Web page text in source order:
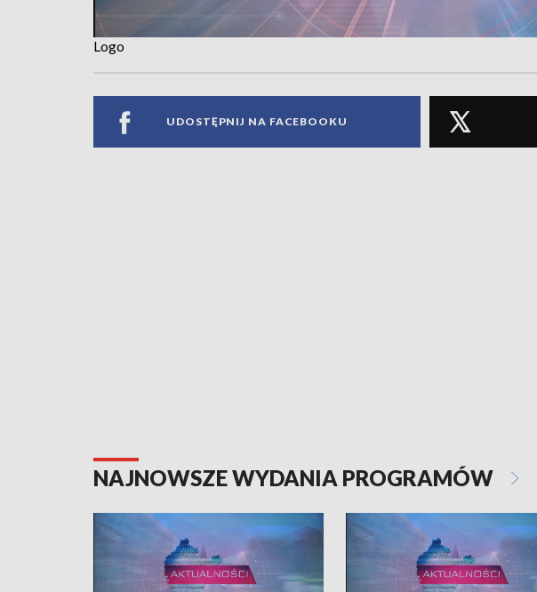
Logo
UDOSTĘPNIJ NA FACEBOOKU
NAJNOWSZE WYDANIA PROGRAMÓW